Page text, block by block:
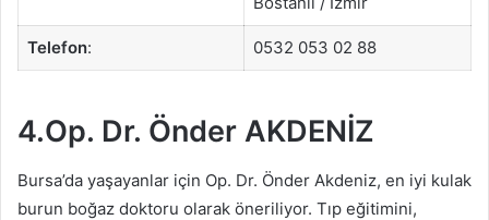
Telefon: 0532 053 02 88
4.Op. Dr. Önder AKDENİZ
Bursa’da yaşayanlar için Op. Dr. Önder Akdeniz, en iyi kulak
burun boğaz doktoru olarak öneriliyor. Tıp eğitimini,